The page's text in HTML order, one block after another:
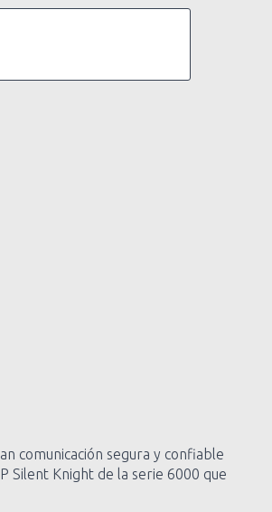
comunicación segura y confiable
Silent Knight de la serie 6000 que